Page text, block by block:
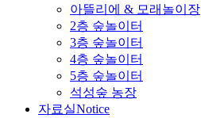
아뜰리에 & 모래놀이장
2층 숲놀이터
3층 숲놀이터
4층 숲놀이터
5층 숲놀이터
석성숲 농장
자료실Notice